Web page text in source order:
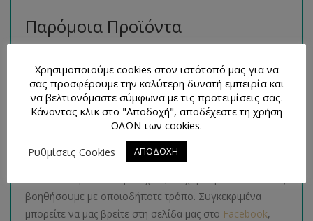
Παρόμοια Προϊόντα
κατηγορίας στο ηλεκτρονικό μας κατάστημα
ακολουθώντας τον σύνδεσμο εδώ.
Τρόποι Επικοινωνίας και
Απορίες
βοηθήσουμε με οποιοδήποτε τρόπο. Συγκεκριμένα
μπορείτε να μας βρείτε στη σελίδα μας στο Facebook,
Χρησιμοποιούμε cookies στον ιστότοπό μας για να
σας προσφέρουμε την καλύτερη δυνατή εμπειρία και
να βελτιονόμαστε σύμφωνα με τις προτειμίσεις σας.
Κάνοντας κλικ στο "Αποδοχή", αποδέχεστε τη χρήση
ΟΛΩΝ των cookies.
Ρυθμίσεις Cookies
ΑΠΟΔΟΧΗ